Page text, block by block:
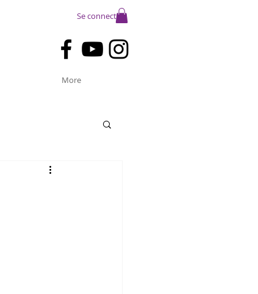
Se connecter
More